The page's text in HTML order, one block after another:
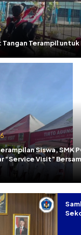
Tangan Terampil
Siswa, SMK
“Service Visit”